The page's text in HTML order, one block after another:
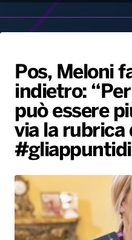
Palinsesto
Hit
PALATOUR
Notizie
Locali
Musica e
Sport
Radio
Playlist
Notiziario
Interviste
Oroscopo
Speciale
Gallery
Radio Norba
Voce al Bari
Battiti Live 2026
Gallery
Pos, Meloni
indietro:
può essere
via la rubrica